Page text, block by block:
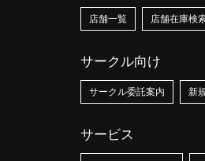
店舗一覧 店舗在庫検
サークル向け
サークル委託案内 新
サービス